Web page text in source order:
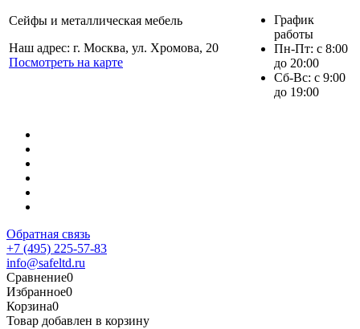
Сейфы и металлическая мебель
Наш адрес: г. Москва, ул. Хромова, 20
Посмотреть на карте
График
работы
Пн-Пт: с 8:00
до 20:00
Сб-Вс: с 9:00
до 19:00
Обратная связь
+7 (495) 225-57-83
info@safeltd.ru
Сравнение0
Избранное0
Корзина0
Товар добавлен в корзину